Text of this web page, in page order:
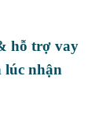
hỗ trợ vay
nhận